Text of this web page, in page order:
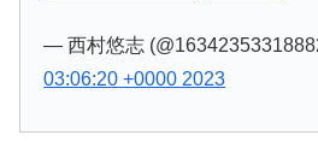
— 西村悠志
03:06:20 +0000 2023